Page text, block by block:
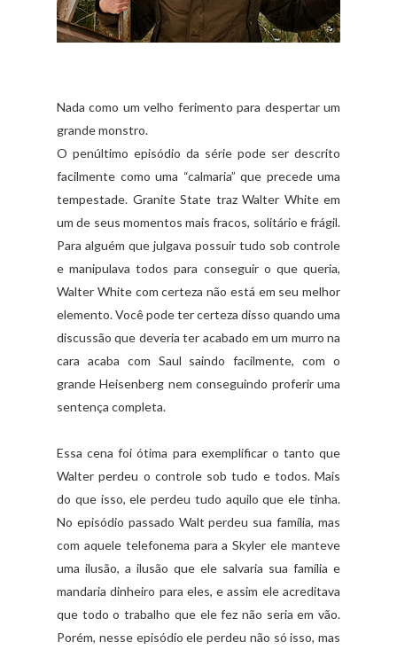
Nada como um velho ferimento para despertar um
grande monstro.
O penúltimo episódio da série pode ser descrito
facilmente como uma “calmaria” que precede uma
tempestade. Granite State traz Walter White em
um de seus momentos mais fracos, solitário e frágil.
Para alguém que julgava possuir tudo sob controle
e manipulava todos para conseguir o que queria,
Walter White com certeza não está em seu melhor
elemento. Você pode ter certeza disso quando uma
discussão que deveria ter acabado em um murro na
cara acaba com Saul saindo facilmente, com o
grande Heisenberg nem conseguindo proferir uma
sentença completa.
Essa cena foi ótima para exemplificar o tanto que
Walter perdeu o controle sob tudo e todos. Mais
do que isso, ele perdeu tudo aquilo que ele tinha.
No episódio passado Walt perdeu sua família, mas
com aquele telefonema para a Skyler ele manteve
uma ilusão, a ilusão que ele salvaria sua família e
mandaria dinheiro para eles, e assim ele acreditava
que todo o trabalho que ele fez não seria em vão.
Porém, nesse episódio ele perdeu não só isso, mas